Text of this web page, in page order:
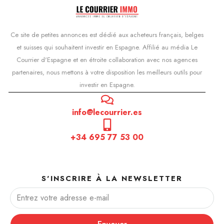
Ce site de petites annonces est dédié aux acheteurs français, belges
et suisses qui souhaitent investir en Espagne. Affilié au média Le
Courrier d'Espagne et en étroite collaboration avec nos agences
partenaires, nous mettons à votre disposition les meilleurs outils pour
investir en Espagne.
info@lecourrier.es
+34 695 77 53 00
S'INSCRIRE À LA NEWSLETTER